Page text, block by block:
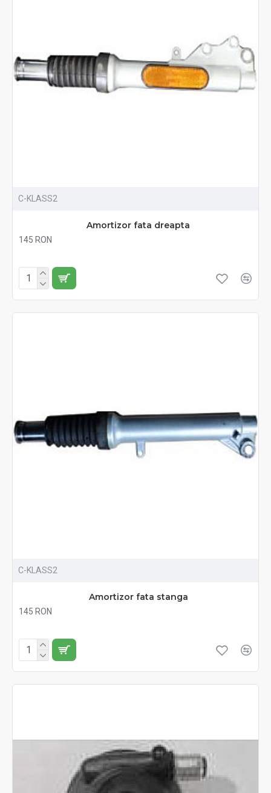
C-KLASS2
Amortizor fata dreapta
145 RON
C-KLASS2
Amortizor fata stanga
145 RON